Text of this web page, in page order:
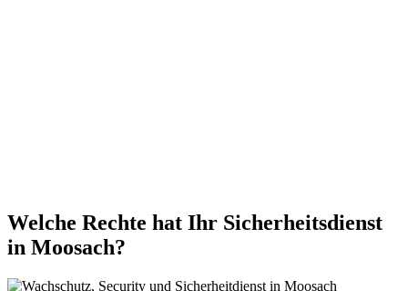
Welche Rechte hat Ihr Sicherheitsdienst
in Moosach?